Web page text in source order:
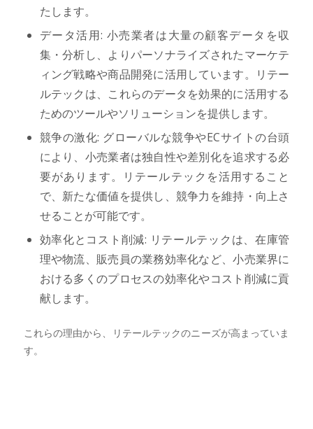
たします。
データ活用: 小売業者は大量の顧客データを収
集・分析し、よりパーソナライズされたマーケテ
ィング戦略や商品開発に活用しています。リテー
ルテックは、これらのデータを効果的に活用する
ためのツールやソリューションを提供します。
競争の激化: グローバルな競争やECサイトの台頭
により、小売業者は独自性や差別化を追求する必
要があります。リテールテックを活用すること
で、新たな価値を提供し、競争力を維持・向上さ
せることが可能です。
効率化とコスト削減: リテールテックは、在庫管
理や物流、販売員の業務効率化など、小売業界に
おける多くのプロセスの効率化やコスト削減に貢
献します。
これらの理由から、リテールテックのニーズが高まっていま
す。